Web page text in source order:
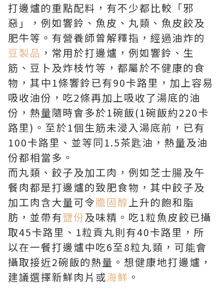
打邊爐的重點配料，有不少都比較「邪
惡」，例如響鈴、魚皮、丸類、魚皮餃及
肥牛等。有營養師曾解釋指，經過油炸的
豆製品 ，常用於打邊爐，例如響鈴、生
筋、豆卜及炸枝竹等，都屬於不健康的食
物，其中1條響鈴已有90卡路里，加上容易
吸收油份，吃2條再加上吸收了湯底的油
份，熱量隨時會多於1碗飯(1碗飯約220卡
路里)。至於1個生筋未浸入湯底前，已有
100卡路里、並等同1.5茶匙油，熱量及油
份都相當多。
而丸類、餃子及加工肉，例如芝士腸及午
餐肉都是打邊爐的致肥食物，其中餃子及
加工肉含大量可令膽固醇上升的飽和脂
肪，並帶有鹽份及味精。吃1粒魚皮餃已攝
取45卡路里、1粒貢丸則有40卡路里，所
以在一餐打邊爐中吃6至8粒丸類，可能會
攝取接近2碗飯的熱量。想健康地打邊爐，
建議選擇新鮮肉片或海鮮 。